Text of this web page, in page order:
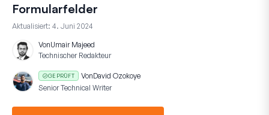
Formularfelder
Aktualisiert: 4. Juni 2024
VonUmair Majeed
Technischer Redakteur
GEPRÜFT VonDavid Ozokoye
Senior Technical Writer